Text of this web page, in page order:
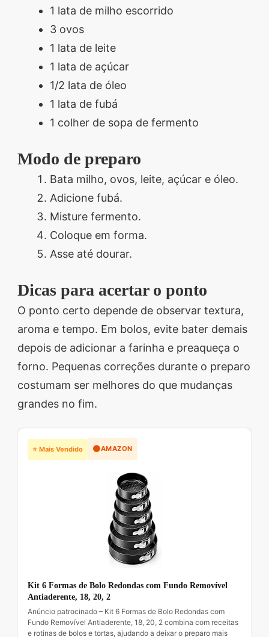
1 lata de milho escorrido
3 ovos
1 lata de leite
1 lata de açúcar
1/2 lata de óleo
1 lata de fubá
1 colher de sopa de fermento
Modo de preparo
Bata milho, ovos, leite, açúcar e óleo.
Adicione fubá.
Misture fermento.
Coloque em forma.
Asse até dourar.
Dicas para acertar o ponto
O ponto certo depende de observar textura,
aroma e tempo. Em bolos, evite bater demais
depois de adicionar a farinha e preaqueça o
forno. Pequenas correções durante o preparo
costumam ser melhores do que mudanças
grandes no fim.
⭐ Mais Vendido 🟠AMAZON
Kit 6 Formas de Bolo Redondas com Fundo Removível
Antiaderente, 18, 20, 2
Anúncio patrocinado – Kit 6 Formas de Bolo Redondas com
Fundo Removível Antiaderente, 18, 20, 2 combina com receitas
e rotinas de bolos e tortas, ajudando a deixar o preparo mais